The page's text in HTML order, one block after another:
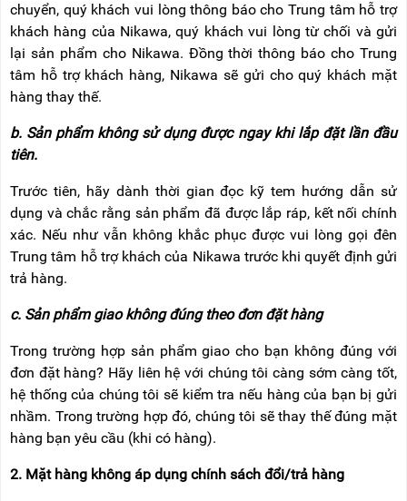
VIDEO
TIN
TỨC
BÁO
NÓI
NIKAWA
GIỚI
THIỆU
LÝ
HÀNH
LIÊN
HỆ
THANG
CÁCH
ĐIỆN
THANG
NHÔM
A
NHÔM
NGHIỆP
THANG
GIÀN
THANG
RẢNH
TAY
XE
ĐẨY
HÀNG
BỘ
chuyển, quý khách vui lòng thông báo cho Trung tâm hỗ trợ
khách hàng của Nikawa, quý khách vui lòng từ chối và gửi
lại sản phẩm cho Nikawa. Đồng thời thông báo cho Trung
tâm hỗ trợ khách hàng, Nikawa sẽ gửi cho quý khách mặt
hàng thay thế.
b. Sản phẩm không sử dụng được ngay khi lắp đặt lần đầu
tiên.
Trước tiên, hãy dành thời gian đọc kỹ tem hướng dẫn sử
dụng và chắc rằng sản phẩm đã được lắp ráp, kết nối chính
xác. Nếu như vẫn không khắc phục được vui lòng gọi đên
Trung tâm hỗ trợ khách của Nikawa trước khi quyết định gửi
trả hàng.
c. Sản phẩm giao không đúng theo đơn đặt hàng
Trong trường hợp sản phẩm giao cho bạn không đúng với
đơn đặt hàng? Hãy liên hệ với chúng tôi càng sớm càng tốt,
hệ thống của chúng tôi sẽ kiểm tra nếu hàng của bạn bị gửi
nhầm. Trong trường hợp đó, chúng tôi sẽ thay thế đúng mặt
hàng bạn yêu cầu (khi có hàng).
2. Mặt hàng không áp dụng chính sách đổi/trả hàng